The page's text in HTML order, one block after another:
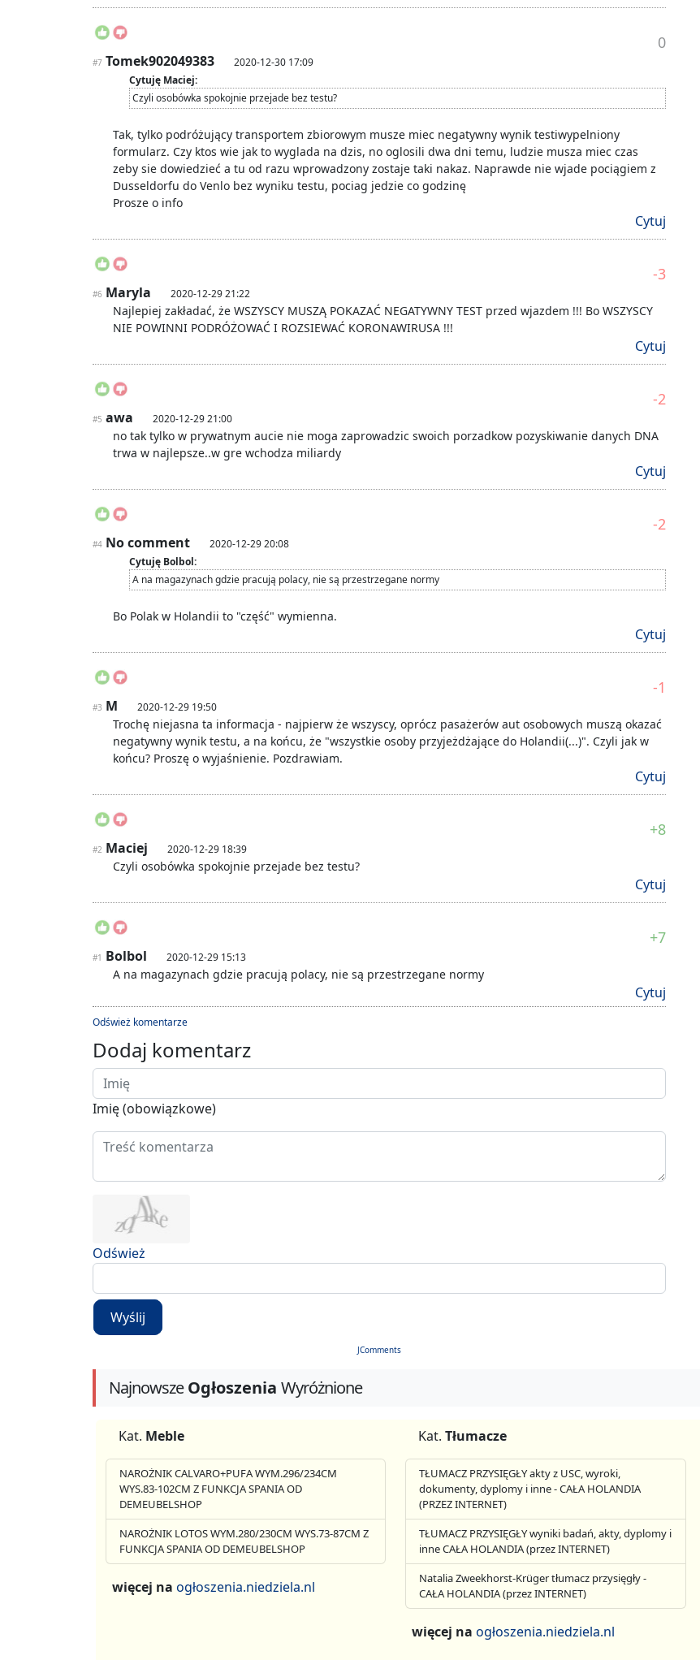
0
#7 Tomek902049383
2020-12-30 17:09
Cytuję Maciej:
Czyli osobówka spokojnie przejade bez testu?
Tak, tylko podróżujący transportem zbiorowym musze miec negatywny wynik testiwypelniony
formularz. Czy ktos wie jak to wyglada na dzis, no oglosili dwa dni temu, ludzie musza miec czas
zeby sie dowiedzieć a tu od razu wprowadzony zostaje taki nakaz. Naprawde nie wjade pociągiem z
Dusseldorfu do Venlo bez wyniku testu, pociag jedzie co godzinę
Prosze o info
Cytuj
-3
#6 Maryla 2020-12-29 21:22
Najlepiej zakładać, że WSZYSCY MUSZĄ POKAZAĆ NEGATYWNY TEST przed wjazdem !!! Bo WSZYSCY
NIE POWINNI PODRÓŻOWAĆ I ROZSIEWAĆ KORONAWIRUSA !!!
Cytuj
-2
#5 awa 2020-12-29 21:00
no tak tylko w prywatnym aucie nie moga zaprowadzic swoich porzadkow pozyskiwanie danych DNA
trwa w najlepsze..w gre wchodza miliardy
Cytuj
-2
#4 No comment
2020-12-29 20:08
Cytuję Bolbol:
A na magazynach gdzie pracują polacy, nie są przestrzegane normy
Bo Polak w Holandii to "część" wymienna.
Cytuj
-1
#3 M 2020-12-29 19:50
Trochę niejasna ta informacja - najpierw że wszyscy, oprócz pasażerów aut osobowych muszą okazać
negatywny wynik testu, a na końcu, że "wszystkie osoby przyjeżdżające do Holandii(...)". Czyli jak w
końcu? Proszę o wyjaśnienie. Pozdrawiam.
Cytuj
+8
#2 Maciej 2020-12-29 18:39
Czyli osobówka spokojnie przejade bez testu?
Cytuj
+7
#1 Bolbol 2020-12-29 15:13
A na magazynach gdzie pracują polacy, nie są przestrzegane normy
Cytuj
Odśwież komentarze
Dodaj komentarz
Imię (obowiązkowe)
Odśwież
Wyślij
JComments
NajnowszeOgłoszenia Wyróżnione
Kat. Meble
NAROŻNIK CALVARO+PUFA WYM.296/234CM
WYS.83-102CM Z FUNKCJA SPANIA OD
DEMEUBELSHOP
NAROŻNIK LOTOS WYM.280/230CM WYS.73-87CM Z
FUNKCJA SPANIA OD DEMEUBELSHOP
więcej na ogłoszenia.niedziela.nl
Kat. Tłumacze
TŁUMACZ PRZYSIĘGŁY akty z USC, wyroki,
dokumenty, dyplomy i inne - CAŁA HOLANDIA
(PRZEZ INTERNET)
TŁUMACZ PRZYSIĘGŁY wyniki badań, akty, dyplomy i
inne CAŁA HOLANDIA (przez INTERNET)
Natalia Zweekhorst-Krüger tłumacz przysięgły -
CAŁA HOLANDIA (przez INTERNET)
więcej naogłoszenia.niedziela.nl